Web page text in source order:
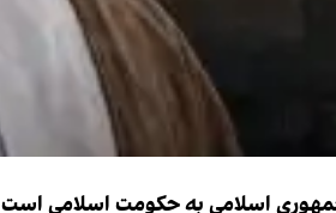
جمهوری اسلامی به حکومت اسلامی است